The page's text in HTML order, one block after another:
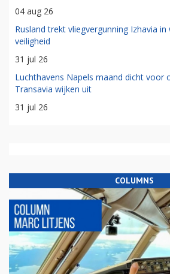
04 aug 26
Rusland trekt vliegvergunning Izhavia
veiligheid
31 jul 26
Luchthavens Napels maand dicht voor
Transavia wijken uit
31 jul 26
COLUMNS